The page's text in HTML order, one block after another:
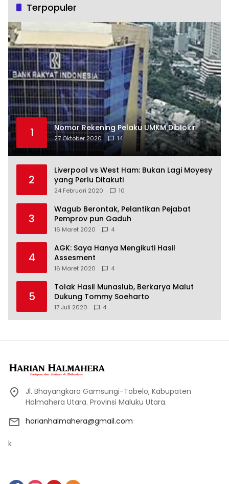
Terpopuler
1 Nomor Rekening Pelaku UMKM Diblokir
27 Oktober 2020 14
2
Liverpool vs West Ham: Bukan Lagi Moyesy
yang Perlu Ditakuti
24 Februari 2020 10
3
Wagub Berontak, Pelantikan Pejabat
Pemprov pun Gaduh
16 Maret 2020 4
4
AGK: Saya Hanya Mengikuti Hasil
Assesment
16 Maret 2020 4
5
Tolak Hasil Munaslub, Berkarya Malut
Dukung Tommy Soeharto
17 Juli 2020 4
Jl. Bhayangkara Gamsungi-Tobelo, Kabupaten
Halmahera Utara. Provinsi Maluku Utara.
harianhalmahera@gmail.com
k